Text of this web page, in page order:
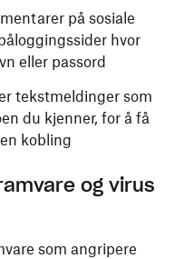
på sosiale
hvor
eller passord
tekstmeldinger som
du kjenner, for å få
kobling
og virus
som angripere